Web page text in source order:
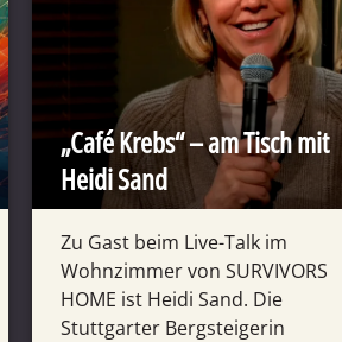
„Café Krebs“ – am Tisch mit
Heidi Sand
Zu Gast beim Live-Talk im
Wohn­zimmer von SURVIVORS
HOME ist Heidi Sand. Die
Stuttgarter Berg­steigerin